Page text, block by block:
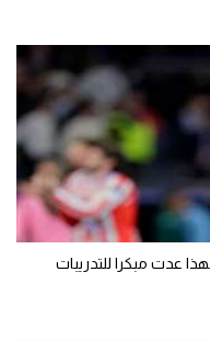
عدت مبكرا للتدريبات